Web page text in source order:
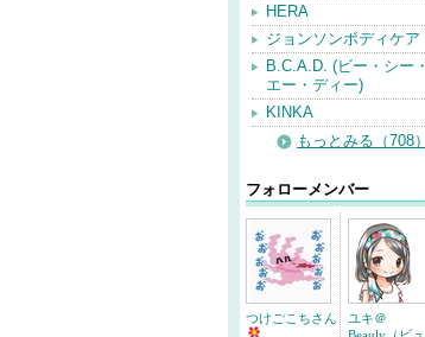
HERA
ジョンソンボディケア
B.C.A.D. (ビー・シー・
エー・ディー)
KINKA
もっとみる（708）
フォローメンバー
つけごこちさん
ユキ＠